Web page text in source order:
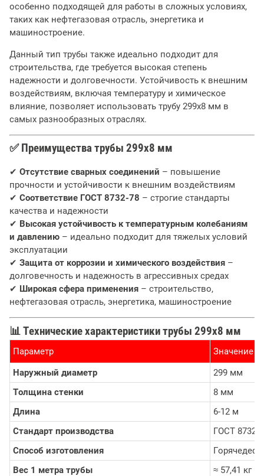
особенно подходящей для работы в сложных условиях,
таких как нефтегазовая отрасль, энергетика и
машиностроение.
Данный тип трубы также идеально подходит для
строительства, где требуется высокая степень
надежности и долговечности. Устойчивость к внешним
воздействиям, включая температуру и химическое
влияние, позволяет использовать трубу 299х8 мм в
самых разнообразных отраслях.
✅Преимущества трубы 299х8 мм
✔ Отсутствие сварных соединений – повышение
прочности и устойчивости к внешним воздействиям
✔ Соответствие ГОСТ 8732-78 – строгие стандарты
качества и надежности
✔ Высокая устойчивость к температурным колебаниям
и давлению – идеально подходит для тяжелых условий
эксплуатации
✔ Защита от коррозии и химического воздействия –
долговечность и надежность в агрессивных средах
✔ Широкая сфера применения – строительство,
нефтегазовая отрасль, энергетика, машиностроение
📊Технические характеристики трубы 299х8 мм
Параметр
Значение
Наружный диаметр
299 мм
Толщина стенки
8 мм
Длина
6-12 м
Стандарт производства
ГОСТ 8732-
Способ изготовления
Вес 1 метра трубы
≈ 57,41 кг